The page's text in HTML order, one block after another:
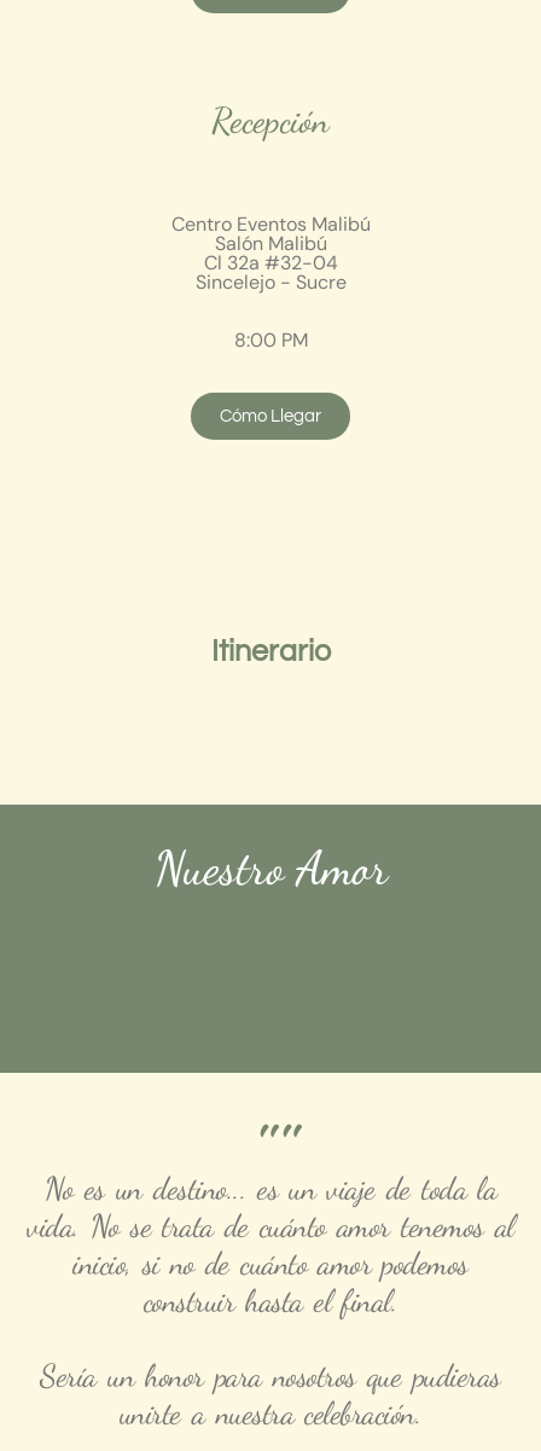
Recepción
Centro Eventos Malibú
Salón Malibú
Cl 32a #32-04
Sincelejo - Sucre
8:00 PM
Cómo Llegar
Itinerario
Nuestro Amor
""
No es un destino... es un viaje de toda la
vida. No se trata de cuánto amor tenemos al
inicio, si no de cuánto amor podemos
construir hasta el final.
Sería un honor para nosotros que pudieras
unirte a nuestra celebración.